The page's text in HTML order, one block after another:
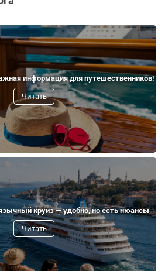
информация для путешественников!
Читать
круиз — удобно, но есть нюансы
Читать